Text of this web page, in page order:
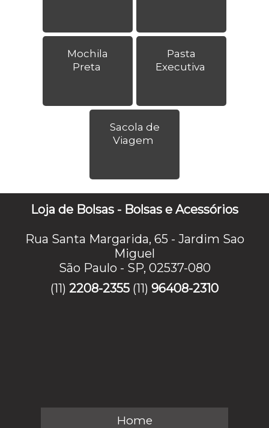
Mochila
Preta
Pasta
Executiva
Sacola de
Viagem
Loja de Bolsas - Bolsas e Acessórios
Rua Santa Margarida, 65 - Jardim Sao
Miguel
São Paulo - SP, 02537-080
(11) 2208-2355 (11) 96408-2310
Home